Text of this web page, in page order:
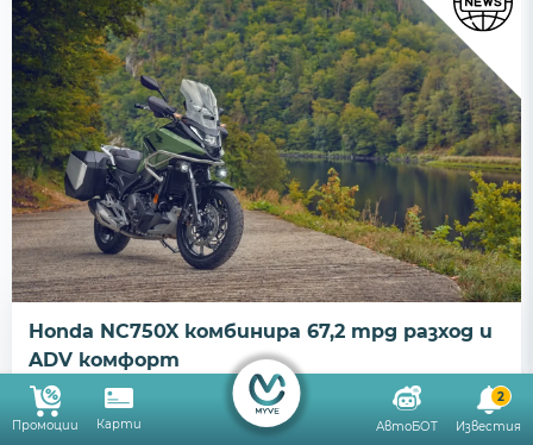
Промоции Карти АвтоБОТ
2
Известия
Honda NC750X комбинира 67,2 mpg разход и
ADV комфорт
09/05/2026
В свят, в който приключенските мотоциклети
все по-често се превръщат в тежки и скъпи